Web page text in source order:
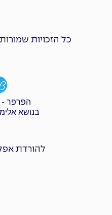
כל הזכויות
הפרפר -
בנושא
להורדת